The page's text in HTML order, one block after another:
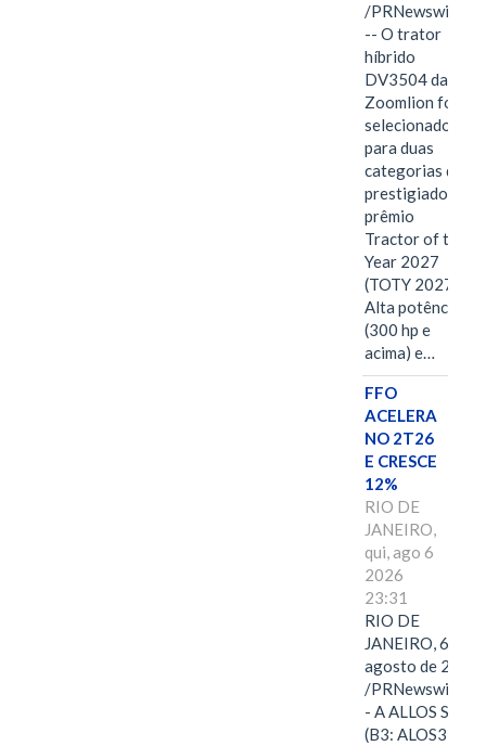
/PRNewswire/
-- O trator
híbrido
DV3504 da
Zoomlion foi
selecionado
para duas
categorias do
prestigiado
prêmio
Tractor of the
Year 2027
(TOTY 2027:
Alta potência
(300 hp e
acima) e…
FFO
ACELERA
NO 2T26
E CRESCE
12%
RIO DE
JANEIRO,
qui, ago 6
2026
23:31
RIO DE
JANEIRO, 6 de
agosto de 2026
/PRNewswire/ -
- A ALLOS S.A.
(B3: ALOS3), a